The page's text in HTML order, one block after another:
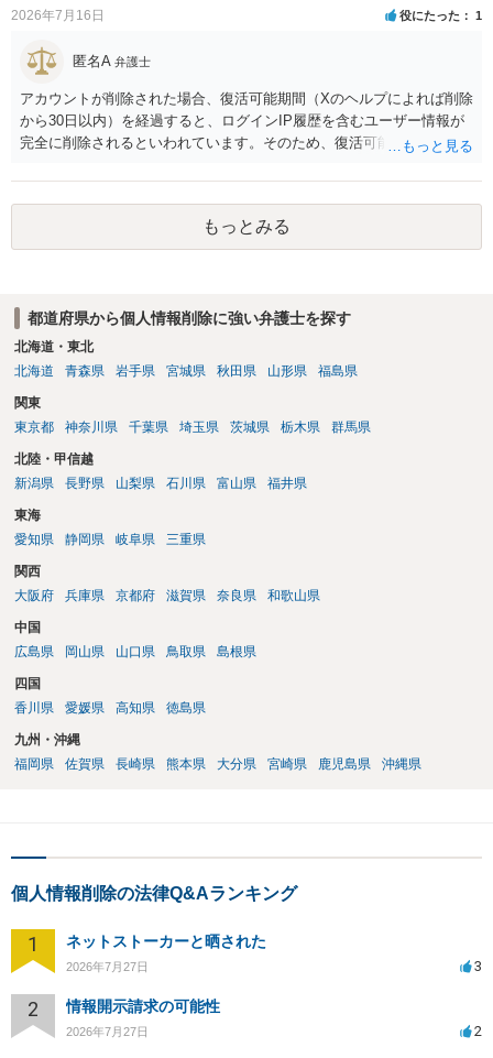
2026年7月16日 役にたった 1
匿名A 弁護士
アカウントが削除された場合、復活可能期間（Xのヘルプによれば削除
から30日以内）を経過すると、ログインIP履歴を含むユーザー情報が
完全に削除されるといわれています。そのため、復活可能期間が経過
社はアカウント情報の保有確認すら異常なまでに時間がかかるので、
削除から1か月以内の申立てであっても不保有回答があり得ます）。
もっとみる
都道府県から個人情報削除に強い弁護士を探す
北海道・東北
北海道
青森県 岩手県 宮城県 秋田県 山形県 福島県
関東
東京都
神奈川県 千葉県 埼玉県 茨城県 栃木県 群馬県
北陸・甲信越
新潟県
長野県 山梨県 石川県 富山県 福井県
東海
愛知県
静岡県 岐阜県 三重県
関西
大阪府
兵庫県 京都府 滋賀県 奈良県 和歌山県
中国
広島県
岡山県 山口県 鳥取県 島根県
四国
香川県
愛媛県 高知県 徳島県
九州・沖縄
福岡県
佐賀県 長崎県 熊本県 大分県 宮崎県 鹿児島県 沖縄県
個人情報削除の法律Q&Aランキング
1 ネットストーカーと晒された
2026年7月27日 3
2 情報開示請求の可能性
2026年7月27日 2